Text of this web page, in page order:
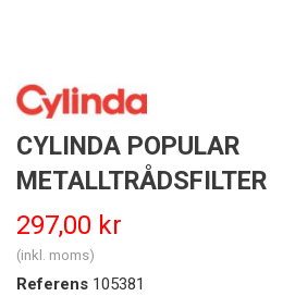
CYLINDA POPULAR
METALLTRÅDSFILTER
297,00 kr
(inkl. moms)
Referens 105381